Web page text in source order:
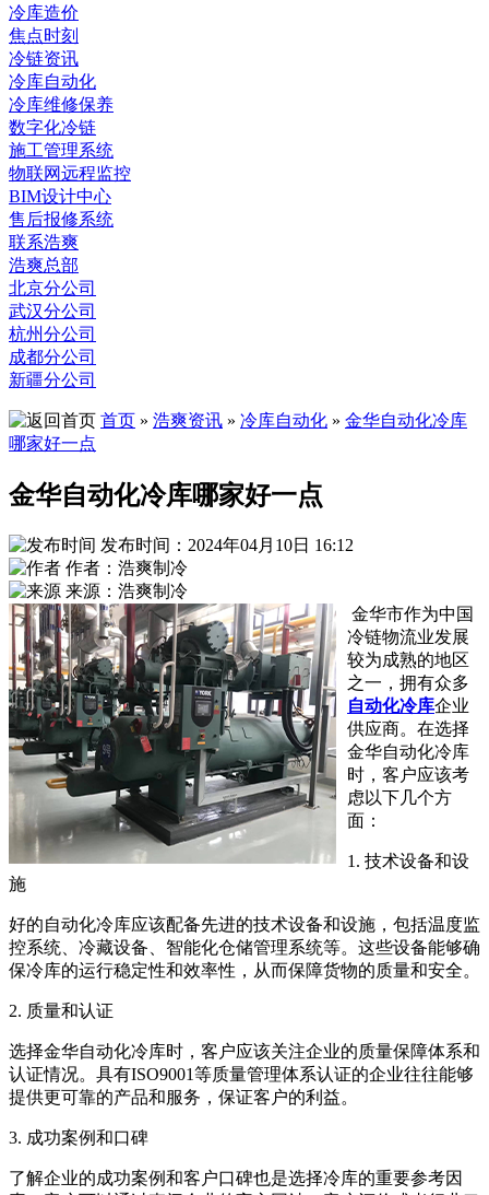
冷库造价
焦点时刻
冷链资讯
冷库自动化
冷库维修保养
数字化冷链
施工管理系统
物联网远程监控
BIM设计中心
售后报修系统
联系浩爽
浩爽总部
北京分公司
武汉分公司
杭州分公司
成都分公司
新疆分公司
首页 » 浩爽资讯 » 冷库自动化 » 金华自动化冷库
哪家好一点
金华自动化冷库哪家好一点
发布时间：2024年04月10日 16:12
作者：浩爽制冷
来源：浩爽制冷
金华市作为中国
冷链物流业发展
较为成熟的地区
之一，拥有众多
自动化冷库企业
供应商。在选择
金华自动化冷库
时，客户应该考
虑以下几个方
面：
1. 技术设备和设
施
好的自动化冷库应该配备先进的技术设备和设施，包括温度监
控系统、冷藏设备、智能化仓储管理系统等。这些设备能够确
保冷库的运行稳定性和效率性，从而保障货物的质量和安全。
2. 质量和认证
选择金华自动化冷库时，客户应该关注企业的质量保障体系和
认证情况。具有ISO9001等质量管理体系认证的企业往往能够
提供更可靠的产品和服务，保证客户的利益。
3. 成功案例和口碑
了解企业的成功案例和客户口碑也是选择冷库的重要参考因